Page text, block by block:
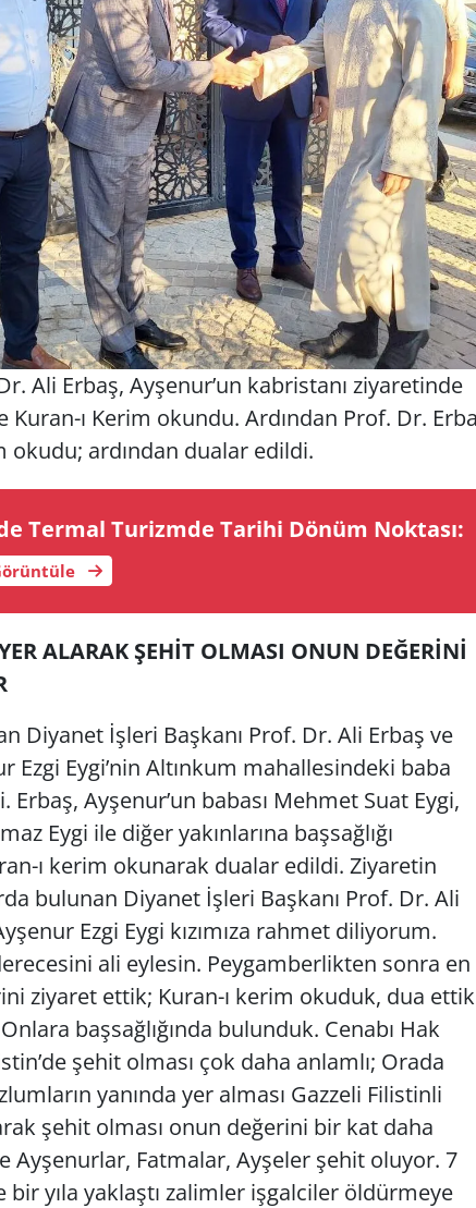
Ali Erbaş, Ayşenur’un kabristanı ziyaretinde
ı Kerim okundu. Ardından Prof. Dr.
okudu; ardından dualar edildi.
Ter­mal Tu­rizm­de Ta­ri­hi Dönüm Nok­ta­sı:
ALARAK ŞEHİT OLMASI ONUN DEĞERİNİ
Diyanet İşleri Başkanı Prof. Dr. Ali Erbaş ve
Ezgi Eygi’nin Altınkum mahallesindeki baba
Erbaş, Ayşenur’un babası Mehmet Suat Eygi,
Eygi ile diğer yakınlarına başsağlığı
ı kerim okunarak dualar edildi. Ziyaretin
bulunan Diyanet İşleri Başkanı Prof. Dr. Ali
Ezgi Eygi kızımıza rahmet diliyorum.
ali eylesin. Peygamberlikten sonra en
ziyaret ettik; Kuran-ı kerim okuduk, dua
başsağlığında bulunduk. Cenabı Hak
şehit olması çok daha anlamlı; Orada
yanında yer alması Gazzeli Filistinli
şehit olması onun değerini bir kat daha
Ayşenurlar, Fatmalar, Ayşeler şehit oluyor. 7
bir yıla yaklaştı zalimler işgalciler öldürmeye